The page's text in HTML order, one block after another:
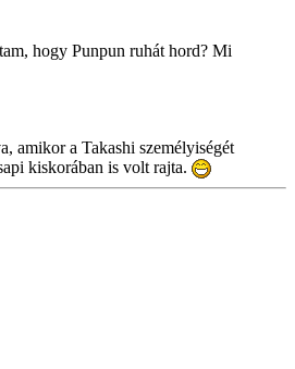
hogy Punpun ruhát hord? Mi
amikor a Takashi személyiségét
kiskorában is volt rajta.